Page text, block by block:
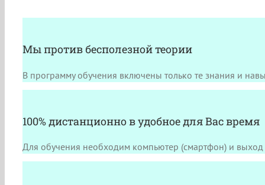
Мы против бесполезной теории
В программу обучения включены только те знания и
100% дистанционно в удобное для Вас время
Для обучения необходим компьютер (смартфон) и выход